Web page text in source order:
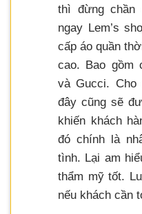
thì đừng
ngay Lem’s
cấp áo quần
cao. Bao gồm
và Gucci.
đây cũng sẽ
khiến khách
đó chính là
tình. Lại am
thẩm mỹ tốt.
nếu khách cần